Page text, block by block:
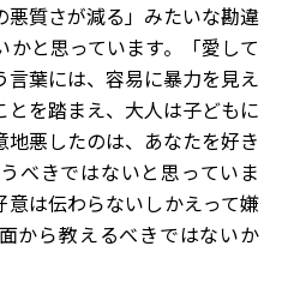
質さが減る」みたいな勘違
と思っています。「愛して
葉には、容易に暴力を見え
を踏まえ、大人は子どもに
悪したのは、あなたを好き
べきではないと思っていま
は伝わらないしかえって嫌
から教えるべきではないか